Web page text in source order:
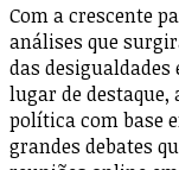
Com a crescente
análises que
das
lugar de
política com base
grandes debates